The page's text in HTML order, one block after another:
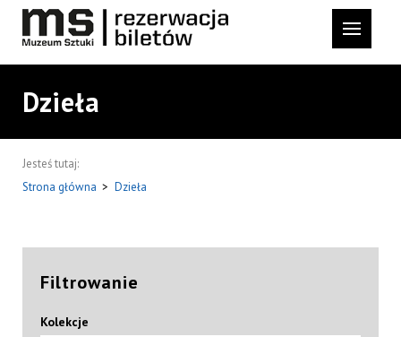
Dzieła
Jesteś tutaj:
Strona główna > Dzieła
Filtrowanie
Kolekcje